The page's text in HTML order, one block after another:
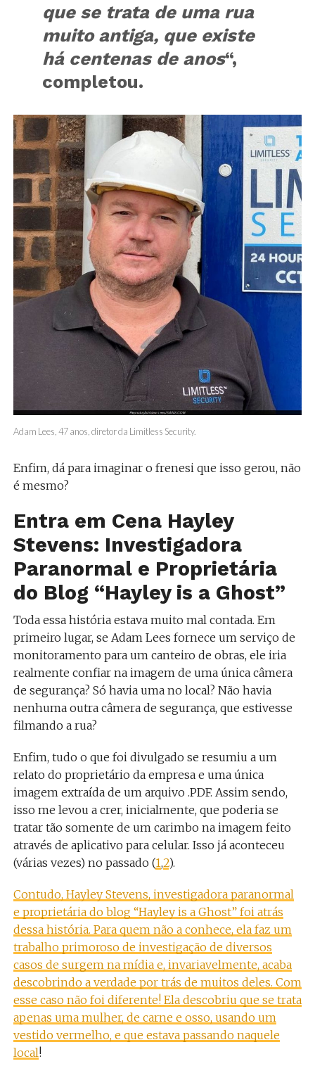
que se trata de uma rua
muito antiga, que existe
há centenas de anos“,
completou.
Adam Lees, 47 anos, diretor da Limitless Security.
Enfim, dá para imaginar o frenesi que isso gerou, não
é mesmo?
Entra em Cena Hayley
Stevens: Investigadora
Paranormal e Proprietária
do Blog “Hayley is a Ghost”
Toda essa história estava muito mal contada. Em
primeiro lugar, se Adam Lees fornece um serviço de
monitoramento para um canteiro de obras, ele iria
realmente confiar na imagem de uma única câmera
de segurança? Só havia uma no local? Não havia
nenhuma outra câmera de segurança, que estivesse
filmando a rua?
Enfim, tudo o que foi divulgado se resumiu a um
relato do proprietário da empresa e uma única
imagem extraída de um arquivo .PDF. Assim sendo,
isso me levou a crer, inicialmente, que poderia se
tratar tão somente de um carimbo na imagem feito
através de aplicativo para celular. Isso já aconteceu
(várias vezes) no passado (1,2).
Contudo, Hayley Stevens, investigadora paranormal
e proprietária do blog “Hayley is a Ghost” foi atrás
dessa história. Para quem não a conhece, ela faz um
trabalho primoroso de investigação de diversos
casos de surgem na mídia e, invariavelmente, acaba
descobrindo a verdade por trás de muitos deles. Com
esse caso não foi diferente! Ela descobriu que se trata
apenas uma mulher, de carne e osso, usando um
vestido vermelho, e que estava passando naquele
local!